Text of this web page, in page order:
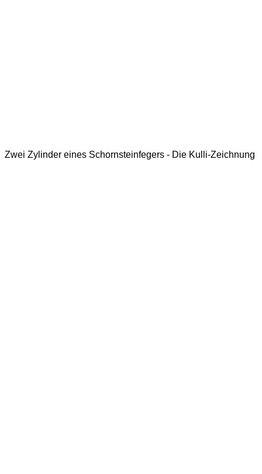
Zwei Zylinder eines Schornsteinfegers - Die Kulli-Zeichnung